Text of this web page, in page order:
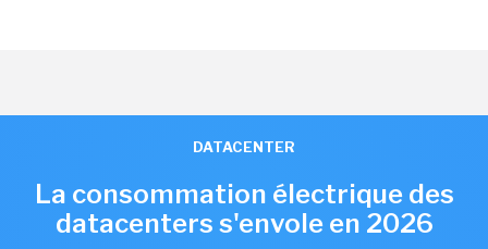
DATACENTER
La consommation électrique des
datacenters s'envole en 2026